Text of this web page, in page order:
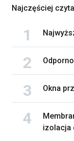
Najczęściej
Okna
izolacja